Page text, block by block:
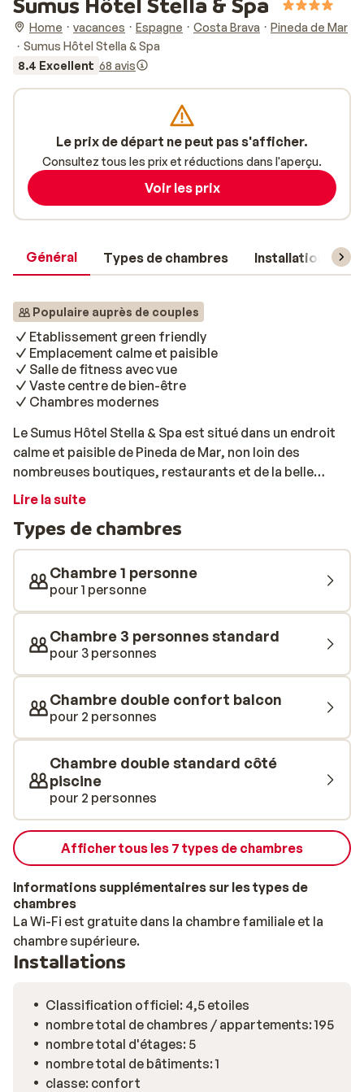
Home vacances Espagne Costa Brava
Pineda de Mar
Sumus Hôtel Stella & Spa
8.4 Excellent 68 avis
Général Types de chambres Installations
Populaire auprès de couples
Etablissement green friendly
Emplacement calme et paisible
Salle de fitness avec vue
Vaste centre de bien-être
Chambres modernes
Le Sumus Hôtel Stella & Spa est situé dans un endroit
calme et paisible de Pineda de Mar, non loin des
nombreuses boutiques, restaurants et de la belle
plage. Cet hôtel dispose de chambres modernes, où la
nombreuses installations telles qu'une belle piscine
avec un bain à remous. Sur la terrasse en bord de
piscine, profitez du soleil, de boissons et de
délicieuses collations. A vous la détente dans le
magnifique spa équipé d'un sauna, d'un jacuzzi, d'un
bain turc ainsi que d'une piscine intérieure chauffée.
Sportif dans l'âme? Au cinquième étage, faites de
l'exercice tout en disposant d'une vue incroyable sur
vacances, accordez-vous une pause gourmande au
restaurant buffet, où une variété de plats et une
délicieuse paella sont servis. Vous pouvez également
savourer différents types de viande et de poisson
accompagnés par de délicieux légumes préparés par le
cuisinier, et ce, sous vos yeux!
Lire la suite
Types de chambres
Chambre 1 personne
pour 1 personne
Chambre 3 personnes standard
pour 3 personnes
Chambre double confort balcon
pour 2 personnes
Chambre double standard côté
piscine
pour 2 personnes
Afficher tous les 7 types de chambres
Informations supplémentaires sur les types de
chambres
La Wi-Fi est gratuite dans la chambre familiale et la
chambre supérieure.
Installations
Classification officiel: 4,5 etoiles
nombre total de chambres / appartements: 195
nombre total d'étages: 5
nombre total de bâtiments: 1
classe: confort
Le prix de départ ne peut pas s'afficher.
Consultez tous les prix et réductions dans l'aperçu.
Voir les prix